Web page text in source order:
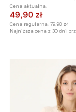
Cena aktualna:
49,90 zł
Cena regularna: 79,90 zł
Najniższa cena z 30 dni